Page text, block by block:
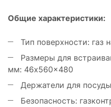
Общие характеристики:
Тип поверхности: газ
Размеры для
мм: 46x560x480
Держатели для
Безопасность: